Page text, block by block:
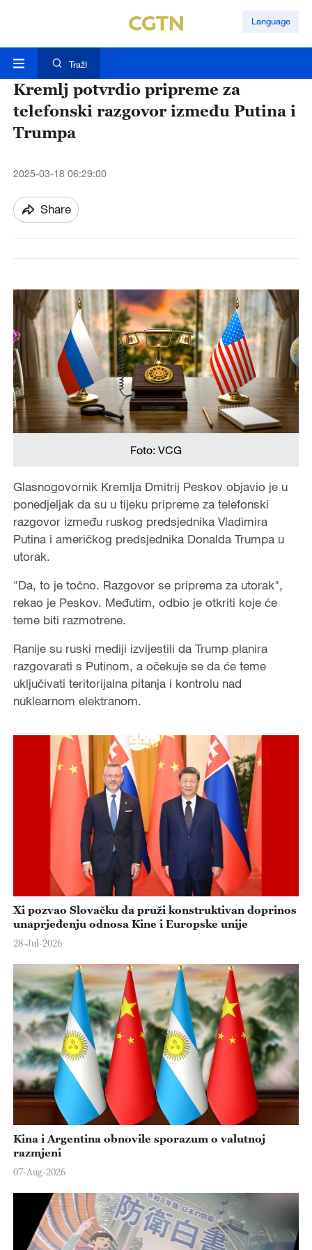
Language
TražI
Kremlj potvrdio pripreme za
telefonski razgovor između Putina i
Trumpa
2025-03-18 06:29:00
Share
Foto: VCG
Glasnogovornik Kremlja Dmitrij Peskov objavio je u
ponedjeljak da su u tijeku pripreme za telefonski
razgovor između ruskog predsjednika Vladimira
Putina i američkog predsjednika Donalda Trumpa u
utorak.
"Da, to je točno. Razgovor se priprema za utorak",
rekao je Peskov. Međutim, odbio je otkriti koje će
teme biti razmotrene.
Ranije su ruski mediji izvijestili da Trump planira
razgovarati s Putinom, a očekuje se da će teme
uključivati teritorijalna pitanja i kontrolu nad
nuklearnom elektranom.
Xi pozvao Slovačku da pruži konstruktivan doprinos
unaprjeđenju odnosa Kine i Europske unije
28-Jul-2026
Kina i Argentina obnovile sporazum o valutnoj
razmjeni
07-Aug-2026